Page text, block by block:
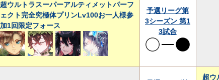
超ウルトラスーパーアルティメットパーフ
ェクト完全究極体プリンLv100お一人様参
加1回限定フォース
予選リーグ第
3シーズン 第1
3試合
超ウ